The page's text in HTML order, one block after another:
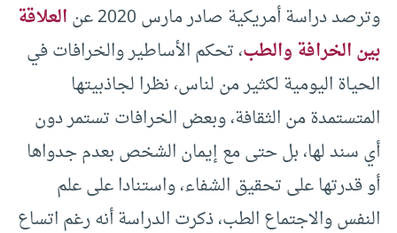
وترصد دراسة أمريكية صادر مارس 2020 عن
العلاقة
بين الخرافة والطب، تحكم الأساطير والخرافات في
الحياة اليومية لكثير من لناس، نظرا لجاذبيتها
المتستمدة من الثقافة، وبعض الخرافات تستمر دون
أي سند لها، بل حتى مع إيمان الشخص بعدم جدواها
أو قدرتها على تحقيق الشفاء، واستنادا على علم
النفس والاجتماع الطب، ذكرت الدراسة أنه رغم اتساع